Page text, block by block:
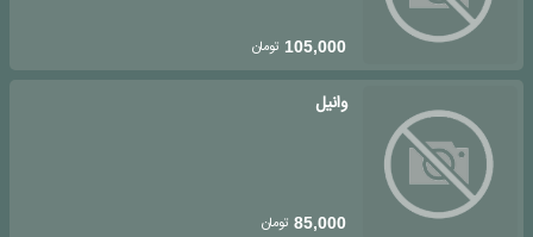
105,000 تومان
وانیل
85,000 تومان